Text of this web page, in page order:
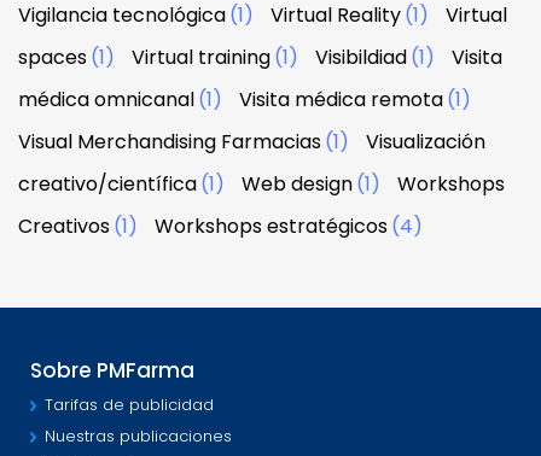
Vigilancia tecnológica(1) Virtual Reality(1)
Virtual
spaces(1) Virtual training(1) Visibildiad(1)
Visita
médica omnicanal(1) Visita médica remota(1)
Visual Merchandising Farmacias(1)
Visualización
creativo/científica(1) Web design(1)
Workshops
Creativos(1) Workshops estratégicos(4)
Sobre PMFarma
Tarifas de publicidad
Nuestras publicaciones